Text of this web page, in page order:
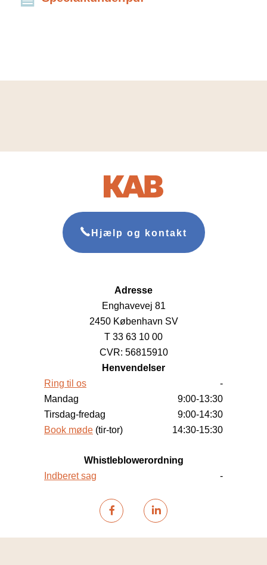
Hjælp og kontakt
Adresse
Enghavevej 81
2450 København SV
T 33 63 10 00
CVR: 56815910
Henvendelser
Ring til os
-
Mandag
9:00-13:30
Tirsdag-fredag
9:00-14:30
Book møde (tir-tor) 14:30-15:30
Whistleblowerordning
Indberet sag
-